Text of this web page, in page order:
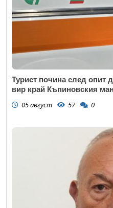
Турист почина след опит
вир край Къпиновския
05 август 57 0